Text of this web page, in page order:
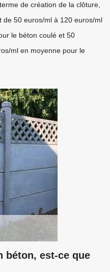
de création de la clôture,
de 50 euros/ml à 120 euros/ml
le béton coulé et 50
ml en moyenne pour le
béton, est-ce que